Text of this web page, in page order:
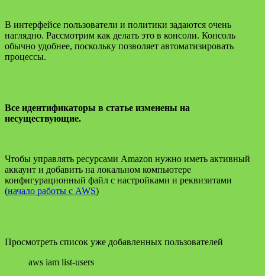
В интерфейсе пользователи и политики задаются очень
наглядно. Рассмотрим как делать это в консоли. Консоль
обычно удобнее, поскольку позволяет автоматизировать
процессы.
Все идентификаторы в статье изменены на
несуществующие.
Чтобы управлять ресурсами Amazon нужно иметь активный
аккаунт и добавить на локальном компьютере
конфигурационный файл с настройками и реквизитами
(начало работы с AWS)
Просмотреть список уже добавленных пользователей
aws iam list-users